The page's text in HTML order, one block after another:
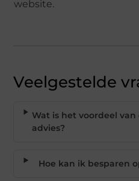
website.
Veelgestelde
Wat is het voordeel
advies?
Hoe kan ik besparen